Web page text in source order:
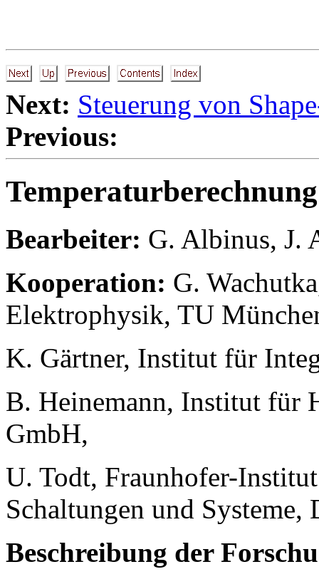
Next: Steuerung von
Previous:
Bearbeiter: G. Albinus, J.
Kooperation: G.
Elektrophysik, TU
K. Gärtner, Institut für
B. Heinemann, Institut für
GmbH,
U. Todt, Fraunhofer-
Schaltungen und Systeme,
Beschreibung der